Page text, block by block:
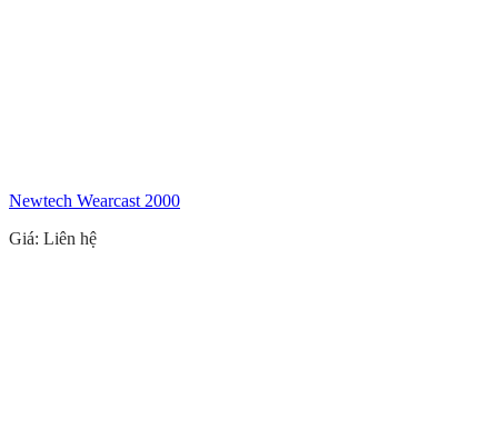
Newtech Wearcast 2000
Giá: Liên hệ